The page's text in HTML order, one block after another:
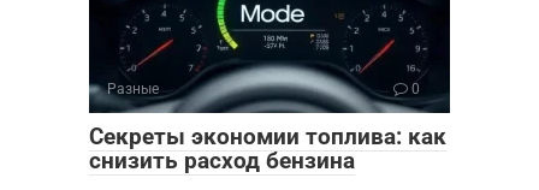
Разные 0
Секреты экономии топлива: как
снизить расход бензина